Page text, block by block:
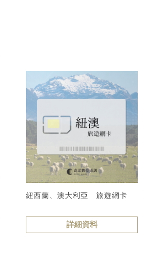
紐西蘭、澳大利亞｜旅遊網卡
詳細資料